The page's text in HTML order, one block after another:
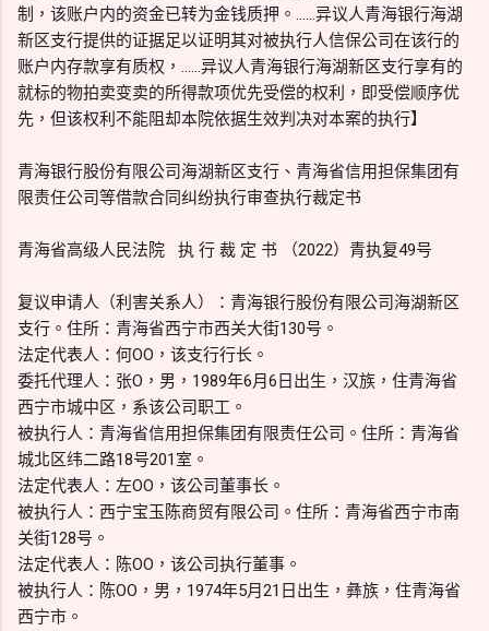
制，该账户内的资金已转为金钱质押。......异议人青海银行海湖
新区支行提供的证据足以证明其对被执行人信保公司在该行的
账户内存款享有质权，......异议人青海银行海湖新区支行享有的
就标的物拍卖变卖的所得款项优先受偿的权利，即受偿顺序优
先，但该权利不能阻却本院依据生效判决对本案的执行】
青海银行股份有限公司海湖新区支行、青海省信用担保集团有
限责任公司等借款合同纠纷执行审查执行裁定书
青海省高级人民法院 执 行 裁 定 书 （2022）青执复49号
复议申请人（利害关系人）：青海银行股份有限公司海湖新区
支行。住所：青海省西宁市西关大街130号。
法定代表人：何OO，该支行行长。
委托代理人：张O，男，1989年6月6日出生，汉族，住青海省
西宁市城中区，系该公司职工。
被执行人：青海省信用担保集团有限责任公司。住所：青海省
城北区纬二路18号201室。
法定代表人：左OO，该公司董事长。
被执行人：西宁宝玉陈商贸有限公司。住所：青海省西宁市南
关街128号。
法定代表人：陈OO，该公司执行董事。
被执行人：陈OO，男，1974年5月21日出生，彝族，住青海省
西宁市。